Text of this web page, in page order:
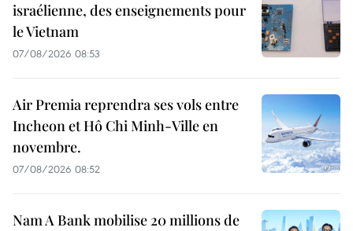
israélienne, des enseignements pour
le Vietnam
07/08/2026 08:53
Air Premia reprendra ses vols entre
Incheon et Hô Chi Minh-Ville en
novembre.
07/08/2026 08:52
Nam A Bank mobilise 20 millions de